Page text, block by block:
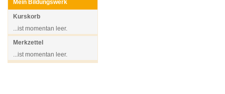
Mein Bildungswerk
Kurskorb
...ist momentan leer.
Merkzettel
...ist momentan leer.